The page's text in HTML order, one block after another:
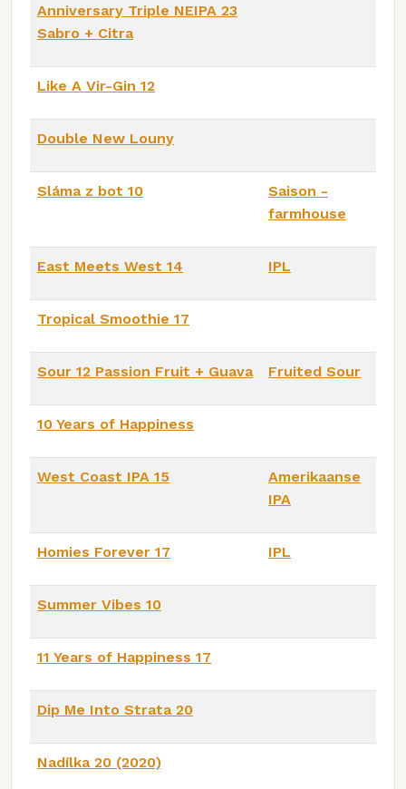
Anniversary Triple NEIPA 23
Sabro + Citra
Like A Vir-Gin 12
Double New Louny
Sláma z bot 10
Saison -
farmhouse
East Meets West 14 IPL
Tropical Smoothie 17
Sour 12 Passion Fruit + Guava Fruited Sour
10 Years of Happiness
West Coast IPA 15
Amerikaanse
IPA
Homies Forever 17 IPL
Summer Vibes 10
11 Years of Happiness 17
Dip Me Into Strata 20
Nadílka 20 (2020)